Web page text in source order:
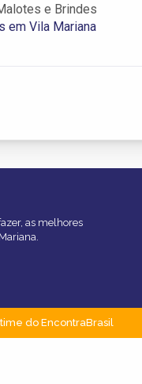
e Brindes
em Vila Mariana
as melhores
do EncontraBrasil